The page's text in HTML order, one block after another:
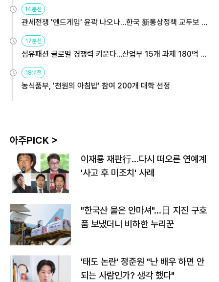
14분전
관세전쟁 '엔드게임' 윤곽 나오나…한국 新통상정책 교두보 활
용해야
17분전
섬유패션 글로벌 경쟁력 키운다…산업부 15개 과제 180억 지
원
18분전
농식품부, '천원의 아침밥' 참여 200개 대학 선정
아주PICK >
이재룡 재판行…다시 떠오른 연예계
'사고 후 미조치' 사례
"한국산 물은 안마셔"…日 지진 구호
품 보냈더니 비하한 누리꾼
'태도 논란' 정준원 "난 배우 하면 안
되는 사람인가? 생각 했다"